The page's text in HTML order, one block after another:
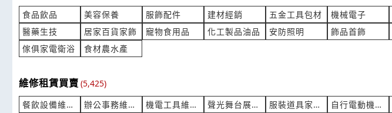
來自:タOOツOOキ 詢價
時間:08/05 15:34
立即報價
***ayashi@takamatsu-e.co.jp
來自:水OO銷 詢價
時間:08/05 15:18
立即報價
***nna9078wu@gmail.com
我像要詢問報價單
來自:蘆OO中OO幼OO 詢價
時間:08/05 15:12
***emy60810@gmail.com
時間:08/05 14:56
***as4321@hotmail.com
食品飲品
美容保養 服飾配件 建材經銷 五金工具包材 機械電子
醫藥生技
居家百貨家飾 寵物食用品 化工製品油品 安防照明 飾品首飾
傢俱家電衛浴
食材農水產
維修租賃買賣 (5,425)
餐飲設備維修租賃買賣
辦公事務維修租賃買賣 機電工具維修租賃買賣 聲光舞台展會租賃 服裝道具家俱租賃 自行電動機車維修買賣